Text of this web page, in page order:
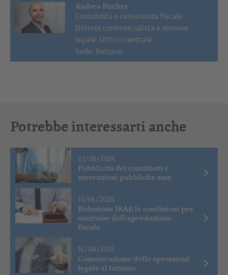
Andrea Pircher
Contabilità e consulenza fiscale
Dottore commercialista e revisore
legale, Ufficio centrale
Sede: Bolzano
Potrebbe interessarti anche
23/06/2026
Pubblicità dei contributi e
sovvenzioni pubbliche 2025
13/06/2025
Riduzione IRAP, le condizioni per
usufruire dell’agevolazione
fiscale
16/04/2025
Comunicazione delle operazioni
legate al turismo